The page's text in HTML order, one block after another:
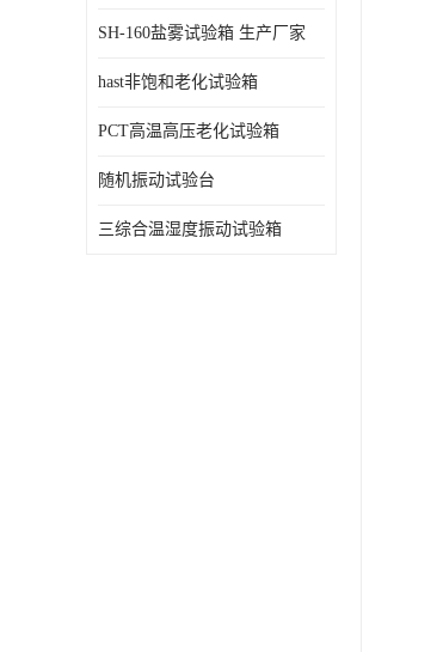
SH-160盐雾试验箱 生产厂家
hast非饱和老化试验箱
PCT高温高压老化试验箱
随机振动试验台
三综合温湿度振动试验箱